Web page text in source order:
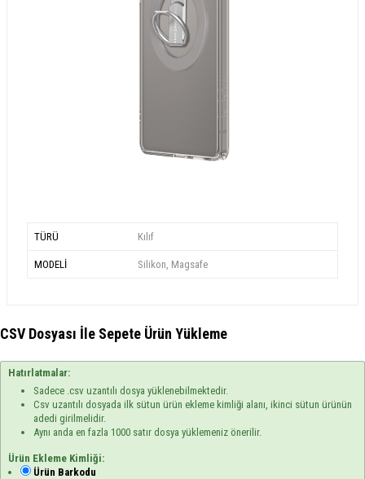
TÜRÜ Kılıf
MODELİ Silikon, Magsafe
CSV Dosyası İle Sepete Ürün Yükleme
Hatırlatmalar:
Sadece .csv uzantılı dosya yüklenebilmektedir.
Csv uzantılı dosyada ilk sütun ürün ekleme kimliği alanı, ikinci sütun ürünün
adedi girilmelidir.
Aynı anda en fazla 1000 satır dosya yüklemeniz önerilir.
Ürün Ekleme Kimliği:
Ürün Barkodu